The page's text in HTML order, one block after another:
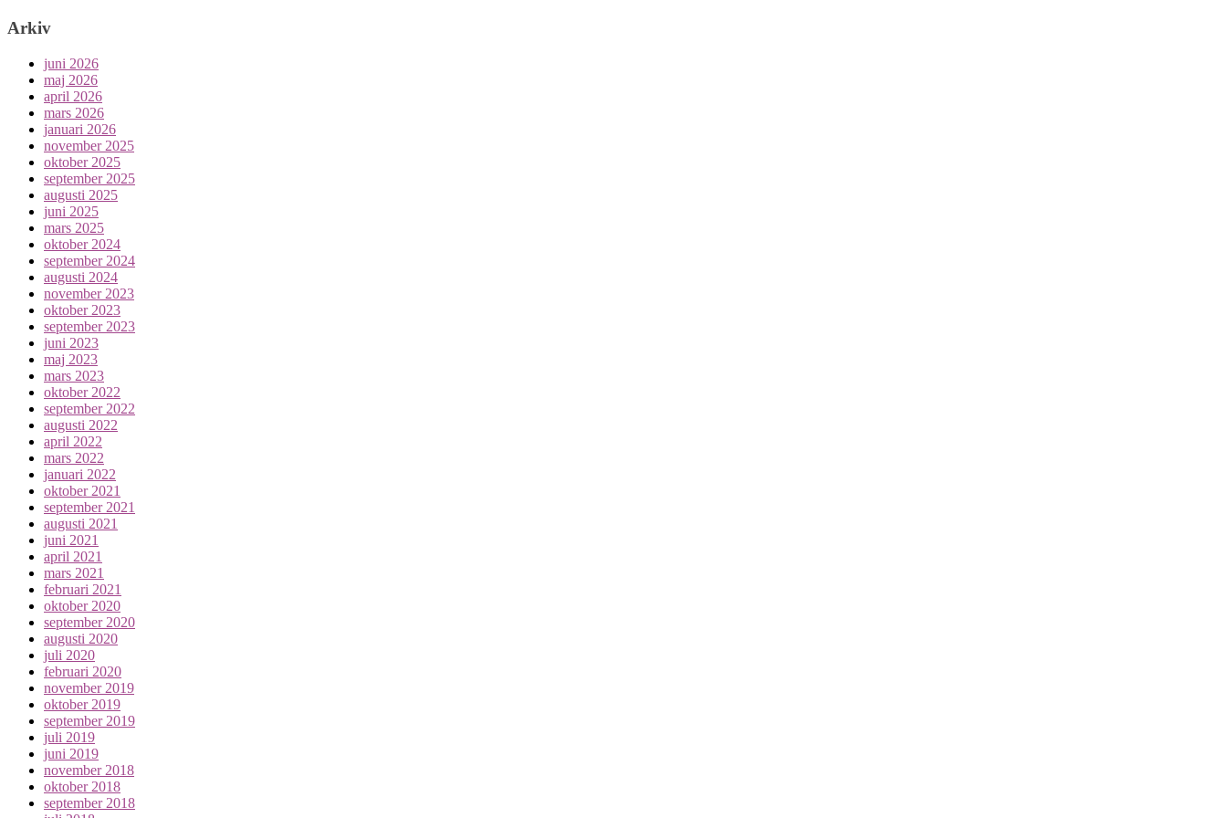
Arkiv
juni 2026
maj 2026
april 2026
mars 2026
januari 2026
november 2025
oktober 2025
september 2025
augusti 2025
juni 2025
mars 2025
oktober 2024
september 2024
augusti 2024
november 2023
oktober 2023
september 2023
juni 2023
maj 2023
mars 2023
oktober 2022
september 2022
augusti 2022
april 2022
mars 2022
januari 2022
oktober 2021
september 2021
augusti 2021
juni 2021
april 2021
mars 2021
februari 2021
oktober 2020
september 2020
augusti 2020
juli 2020
februari 2020
november 2019
oktober 2019
september 2019
juli 2019
juni 2019
november 2018
oktober 2018
september 2018